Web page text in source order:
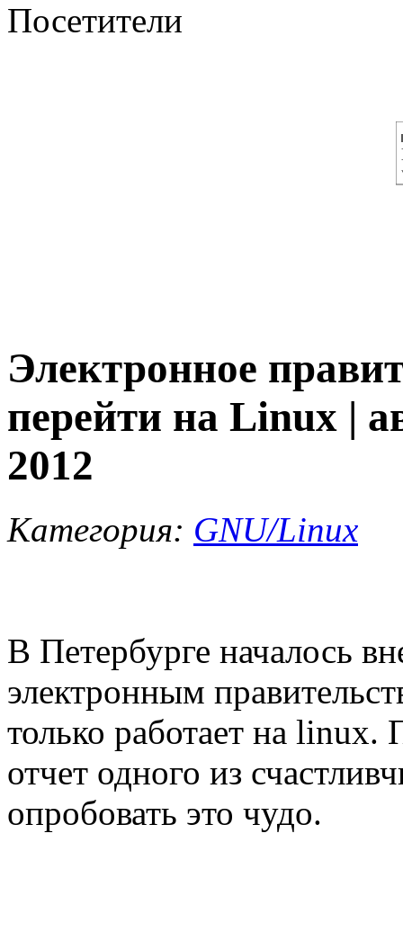
Посетители
Электронное
перейти на Linux |
2012
Категория: GNU/Linux
В Петербурге началось
электронным
только работает на
отчет одного из
опробовать это чудо.